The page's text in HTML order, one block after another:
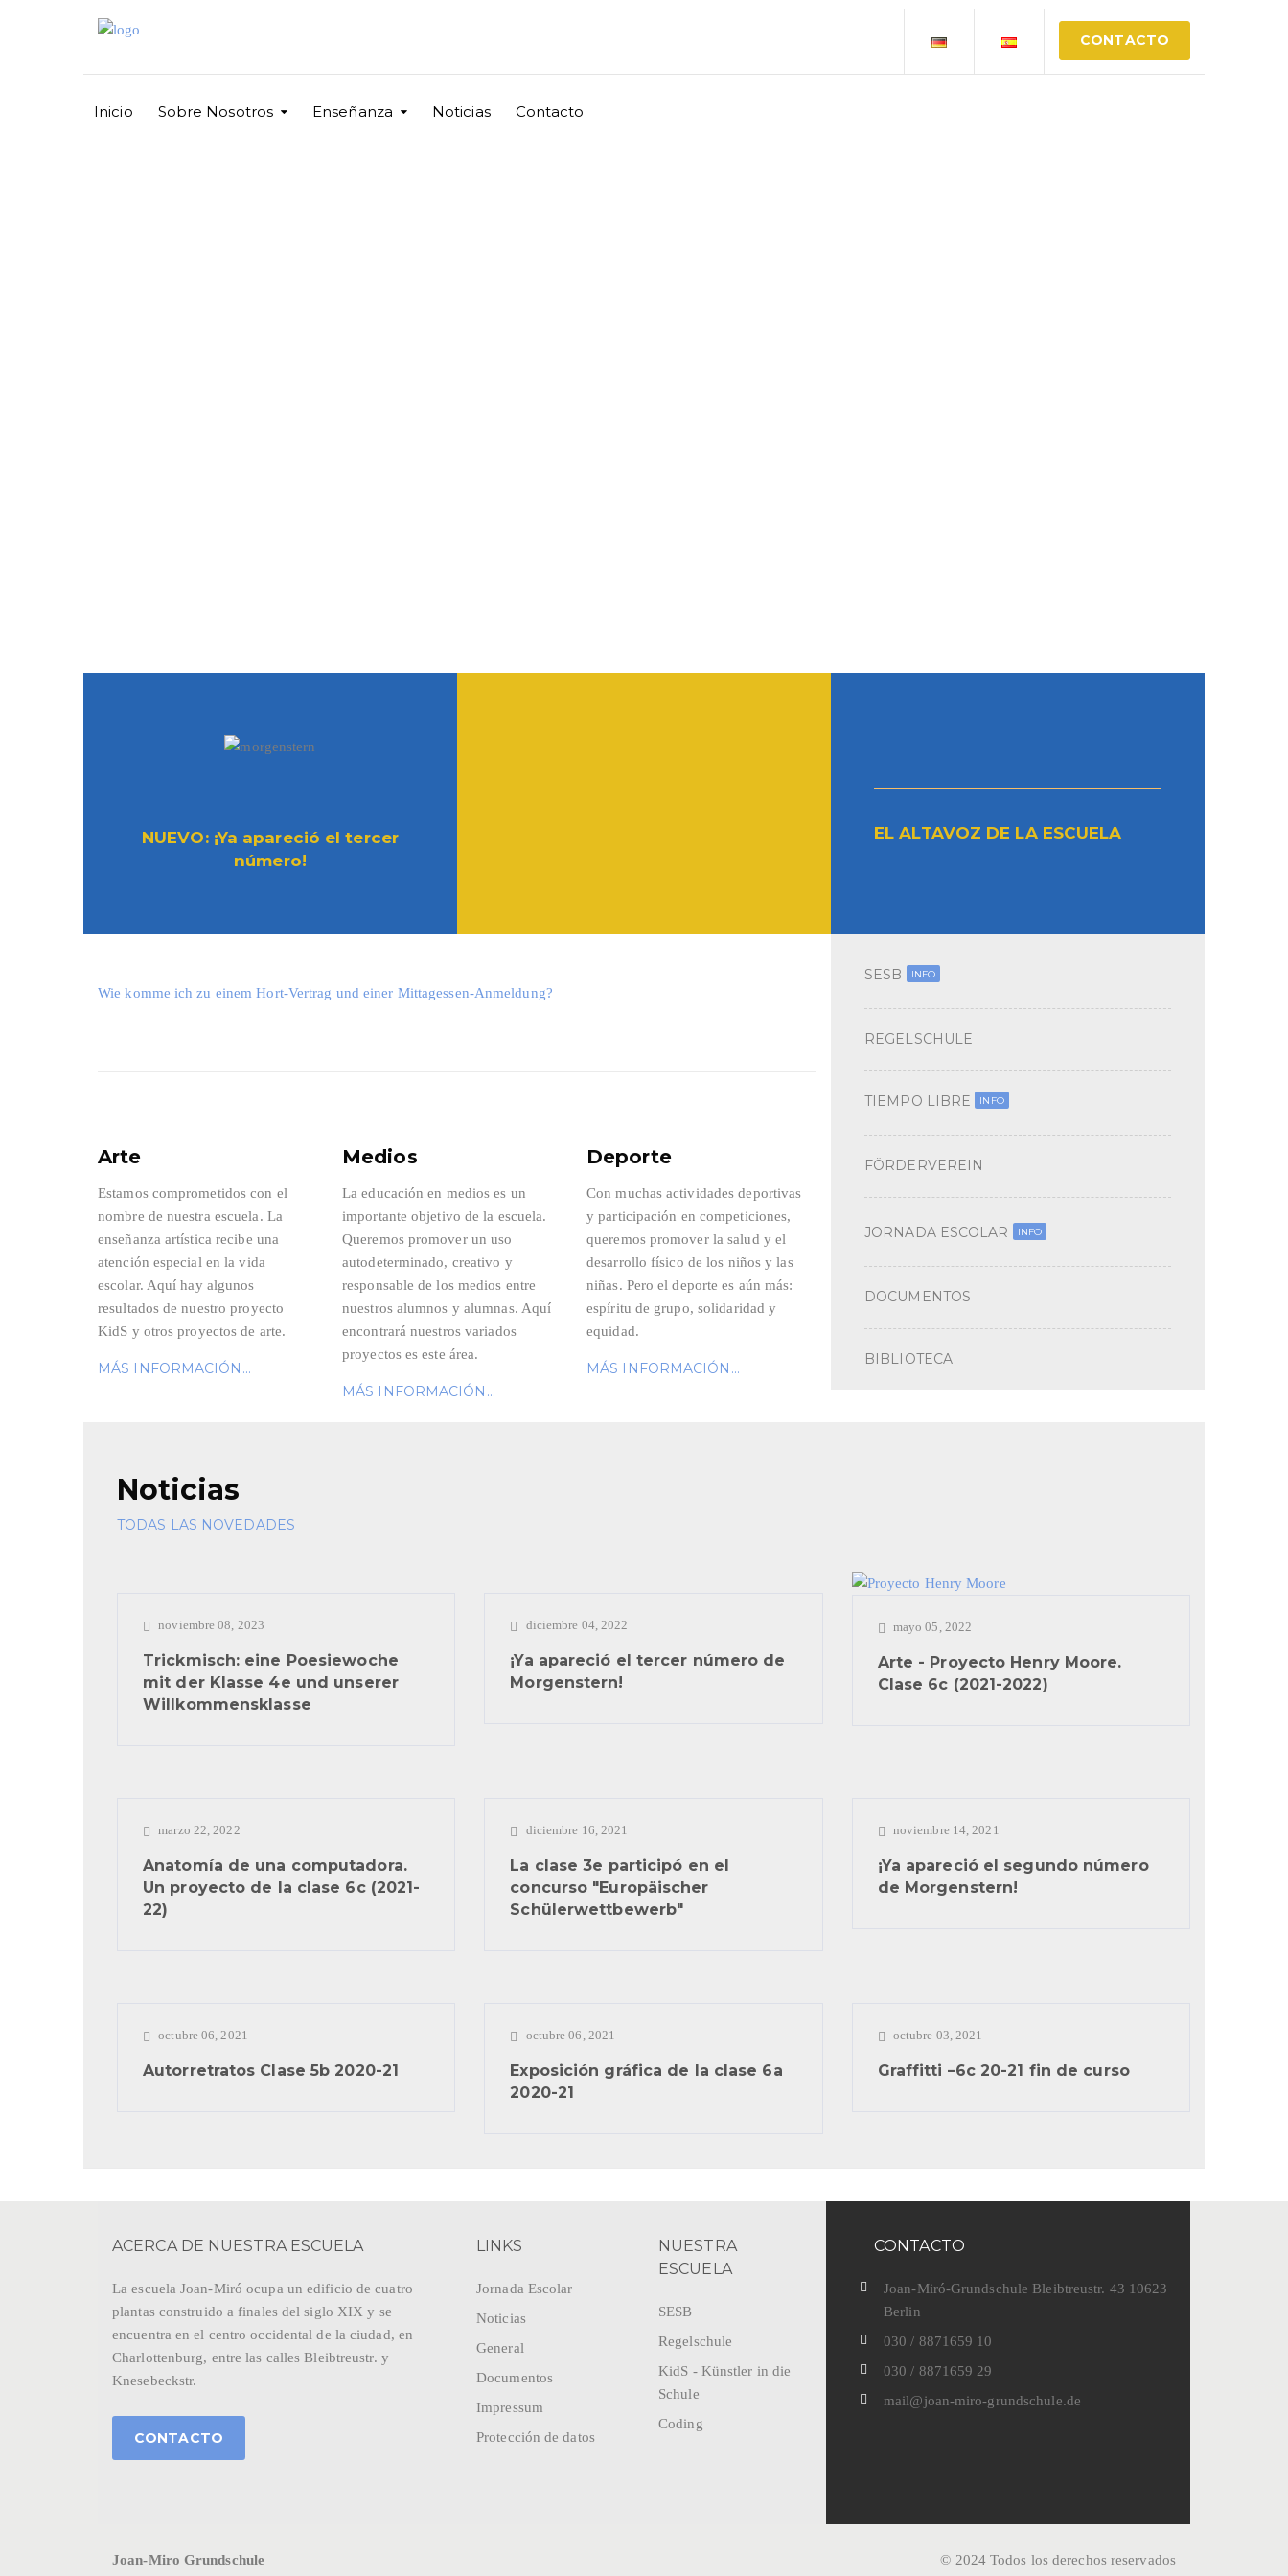
CONTACTO
Inicio Sobre Nosotros Enseñanza Noticias Contacto
NUEVO: ¡Ya apareció el tercer
número!
EL ALTAVOZ DE LA ESCUELA
Wie komme ich zu einem Hort-Vertrag und einer Mittagessen-Anmeldung?
Arte
Estamos comprometidos con el
nombre de nuestra escuela. La
enseñanza artística recibe una
atención especial en la vida
escolar. Aquí hay algunos
resultados de nuestro proyecto
KidS y otros proyectos de arte.
MÁS INFORMACIÓN...
Medios
La educación en medios es un
importante objetivo de la escuela.
Queremos promover un uso
autodeterminado, creativo y
responsable de los medios entre
nuestros alumnos y alumnas. Aquí
encontrará nuestros variados
proyectos es este área.
MÁS INFORMACIÓN...
Deporte
Con muchas actividades deportivas
y participación en competiciones,
queremos promover la salud y el
desarrollo físico de los niños y las
niñas. Pero el deporte es aún más:
espíritu de grupo, solidaridad y
equidad.
MÁS INFORMACIÓN...
SESB INFO
REGELSCHULE
TIEMPO LIBRE INFO
FÖRDERVEREIN
JORNADA ESCOLAR INFO
DOCUMENTOS
BIBLIOTECA
Noticias
TODAS LAS NOVEDADES
noviembre 08, 2023
Trickmisch: eine Poesiewoche
mit der Klasse 4e und unserer
Willkommensklasse
diciembre 04, 2022
¡Ya apareció el tercer número de
Morgenstern!
mayo 05, 2022
Arte - Proyecto Henry Moore.
Clase 6c (2021-2022)
marzo 22, 2022
Anatomía de una computadora.
Un proyecto de la clase 6c (2021-
22)
diciembre 16, 2021
La clase 3e participó en el
concurso "Europäischer
Schülerwettbewerb"
noviembre 14, 2021
¡Ya apareció el segundo número
de Morgenstern!
octubre 06, 2021
Autorretratos Clase 5b 2020-21
octubre 06, 2021
Exposición gráfica de la clase 6a
2020-21
octubre 03, 2021
Graffitti –6c 20-21 fin de curso
ACERCA DE NUESTRA ESCUELA
La escuela Joan-Miró ocupa un edificio de cuatro
plantas construido a finales del siglo XIX y se
encuentra en el centro occidental de la ciudad, en
Charlottenburg, entre las calles Bleibtreustr. y
Knesebeckstr.
CONTACTO
LINKS
Jornada Escolar
Noticias
General
Documentos
Impressum
Protección de datos
NUESTRA
ESCUELA
SESB
Regelschule
KidS - Künstler in die
Schule
Coding
CONTACTO
Joan-Miró-Grundschule Bleibtreustr. 43 10623
Berlin
030 / 8871659 10
030 / 8871659 29
mail@joan-miro-grundschule.de
Joan-Miro Grundschule © 2024 Todos los derechos reservados